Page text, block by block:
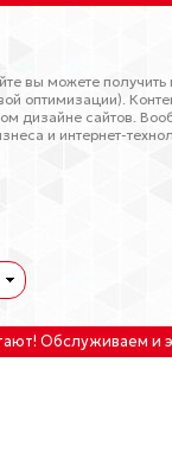
вы можете получить
оптимизации).
дизайне сайтов.
и интернет-
Обслуживаем и